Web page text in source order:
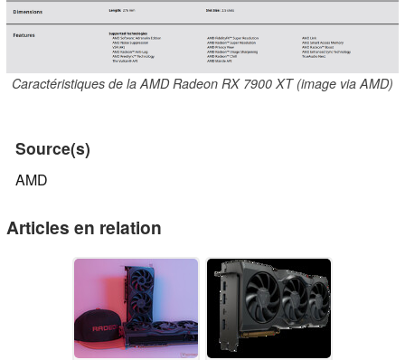
Caractéristiques de la AMD Radeon RX 7900 XT (image via AMD)
Source(s)
AMD
Articles en relation